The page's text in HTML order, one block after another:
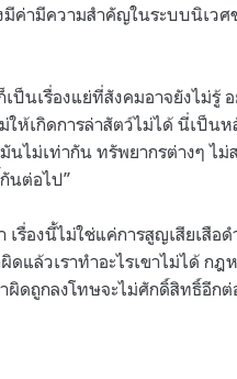
ค่ามีความสำคัญในระบบนิเว
ป็นเรื่องแย่ที่สังคมอาจยังไม่รู้
ห้เกิดการล่าสัตว์ไม่ได้ นี่เป็น
ไม่เท่ากัน ทรัพยากรต่างๆ ไม่
นต่อไป”
รื่องนี้ไม่ใช่แค่การสูญเสียเสือ
ล้วเราทำอะไรเขาไม่ได้ กฎ
ดถูกลงโทษจะไม่ศักดิ์สิทธิ์อีกต่